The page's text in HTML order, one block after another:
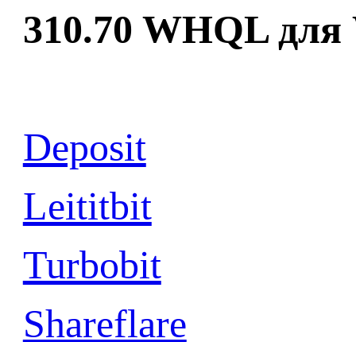
310.70 WHQL для
Deposit
Leititbit
Turbobit
Shareflare